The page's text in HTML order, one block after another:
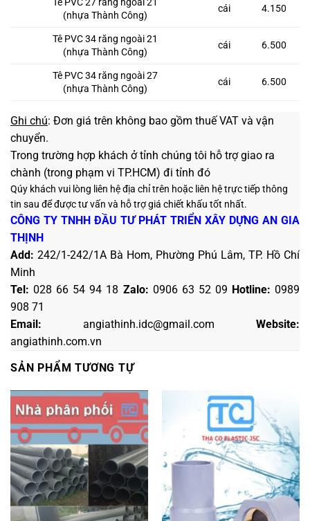
Tê PVC 27 răng ngoài 21
(nhựa Thành Công)
cái 4.150
Tê PVC 34 răng ngoài 21
(nhựa Thành Công)
cái 6.500
Tê PVC 34 răng ngoài 27
(nhựa Thành Công)
cái 6.500
Ghi chú: Đơn giá trên không bao gồm thuế VAT và vận
chuyển.
Trong trường hợp khách ở tỉnh chúng tôi hỗ trợ giao ra
chành (trong phạm vi TP.HCM) đi tỉnh đó
Qúy khách vui lòng liên hệ địa chỉ trên hoặc liên hệ trực tiếp thông
tin sau để được tư vấn và hỗ trợ giá chiết khấu tốt nhất.
CÔNG TY TNHH ĐẦU TƯ PHÁT TRIỂN XÂY DỰNG AN GIA
THỊNH
Add: 242/1-242/1A Bà Hom, Phường Phú Lâm, TP. Hồ Chí
Minh
Tel:028 66 54 94 18 Zalo: 0906 63 52 09 Hotline: 0989
908 71
Email: angiathinh.idc@gmail.com Website:
angiathinh.com.vn
SẢN PHẨM TƯƠNG TỰ